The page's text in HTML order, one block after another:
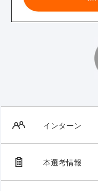
インターン
本選考情報